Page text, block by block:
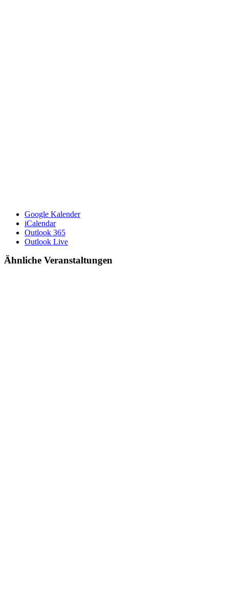
Google Kalender
iCalendar
Outlook 365
Outlook Live
Ähnliche Veranstaltungen